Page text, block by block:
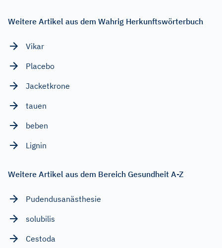
Weitere Artikel aus dem Wahrig Herkunftswörterbuch
Vikar
Placebo
Jacketkrone
tauen
beben
Lignin
Weitere Artikel aus dem Bereich Gesundheit A-Z
Pudendusanästhesie
solubilis
Cestoda